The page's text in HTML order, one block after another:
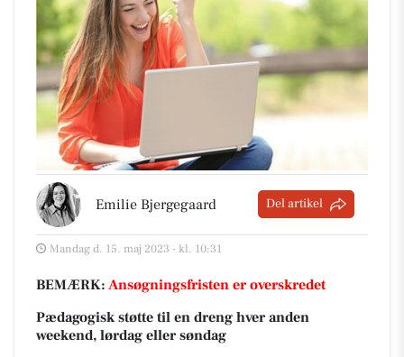
Emilie Bjergegaard Del artikel
Mandag d. 15. maj 2023 - kl. 10:31
BEMÆRK: Ansøgningsfristen er overskredet
Pædagogisk støtte til en dreng hver anden
weekend, lørdag eller søndag